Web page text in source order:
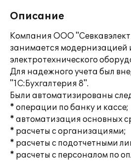
Описание
Компания ООО
занимается модернизацией
электротехнического
Для надежного учета был
"1С:Бухгалтерия 8".
Были автоматизированы
* операции по банку и кассе;
* автоматизация основных
* расчеты с организациями;
* расчеты с подотчетными
* расчеты с персоналом по